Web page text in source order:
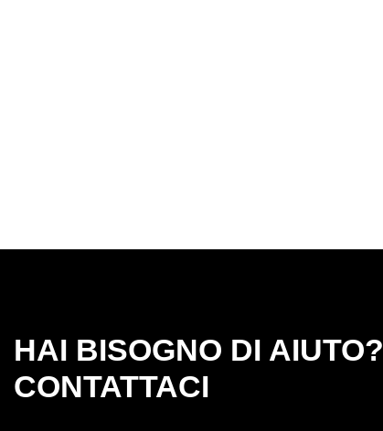
HAI BISOGNO DI AIUTO?
CONTATTACI